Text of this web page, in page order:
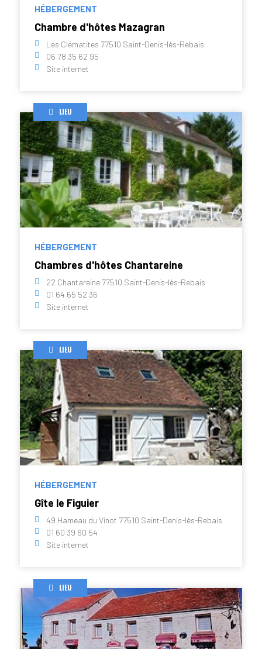
HÉBERGEMENT
Chambre d'hôtes Mazagran
Les Clématites 77510 Saint-Denis-lès-Rebais
06 78 35 62 95
Site internet
LIEU
HÉBERGEMENT
Chambres d'hôtes Chantareine
22 Chantareine 77510 Saint-Denis-lès-Rebais
01 64 65 52 36
Site internet
LIEU
HÉBERGEMENT
Gîte le Figuier
49 Hameau du Vinot 77510 Saint-Denis-lès-Rebais
01 60 39 60 54
Site internet
LIEU